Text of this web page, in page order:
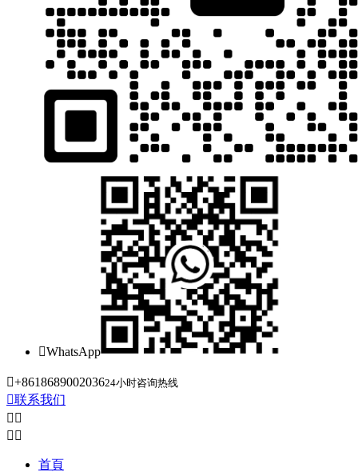
WhatsApp
+861868900203624小时咨询热线
联系我们
 
 
首頁